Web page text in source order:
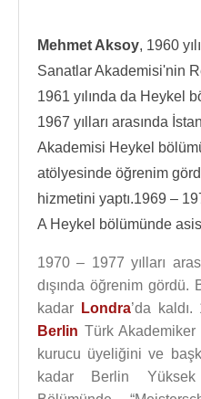
Mehmet Aksoy, 1960
Sanatlar Akademisi'nin
1961 yılında da Heykel
1967 yılları arasında
Akademisi Heykel
atölyesinde öğrenim
hizmetini yaptı.1969 –
A Heykel bölümünde
1970 – 1977 yılları
dışında öğrenim gördü.
kadar
Londra’da
Berlin Türk Akademiker
kurucu üyeliğini ve
kadar Berlin